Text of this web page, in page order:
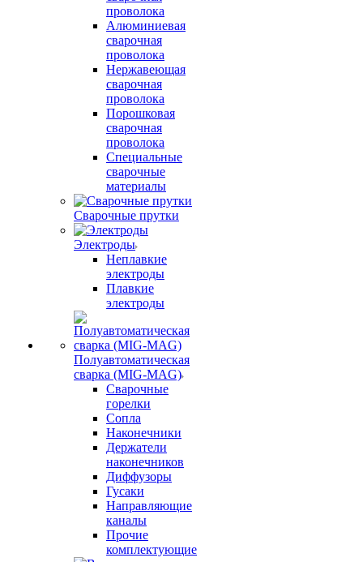
проволока
Алюминиевая
сварочная
проволока
Нержавеющая
сварочная
проволока
Порошковая
сварочная
проволока
Специальные
сварочные
материалы
Сварочные прутки
Электроды
Неплавкие
электроды
Плавкие
электроды
Полуавтоматическая
сварка (MIG-MAG)
Сварочные
горелки
Сопла
Наконечники
Держатели
наконечников
Диффузоры
Гусаки
Направляющие
каналы
Прочие
комплектующие